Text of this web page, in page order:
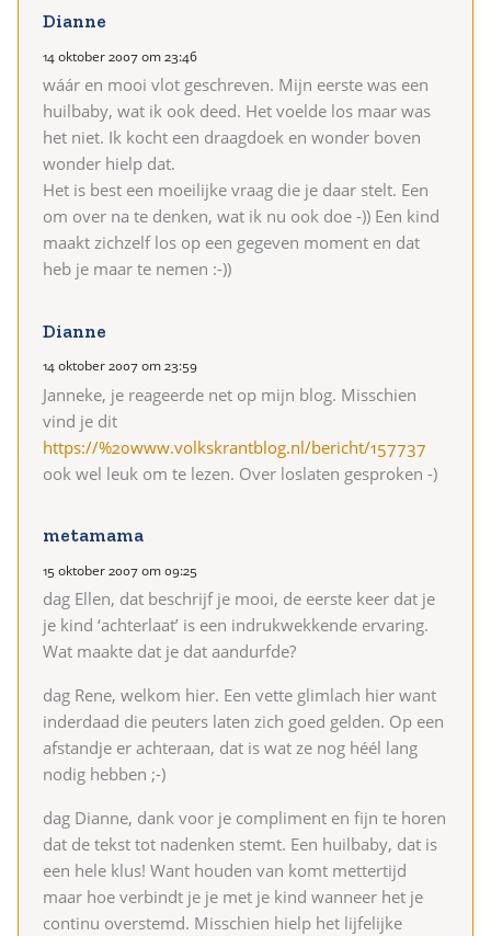
Dianne
14 oktober 2007 om 23:46
wáár en mooi vlot geschreven. Mijn eerste was een
huilbaby, wat ik ook deed. Het voelde los maar was
het niet. Ik kocht een draagdoek en wonder boven
wonder hielp dat.
Het is best een moeilijke vraag die je daar stelt. Een
om over na te denken, wat ik nu ook doe -)) Een kind
maakt zichzelf los op een gegeven moment en dat
heb je maar te nemen :-))
Dianne
14 oktober 2007 om 23:59
Janneke, je reageerde net op mijn blog. Misschien
vind je dit
https://%20www.volkskrantblog.nl/bericht/157737
ook wel leuk om te lezen. Over loslaten gesproken -)
metamama
15 oktober 2007 om 09:25
dag Ellen, dat beschrijf je mooi, de eerste keer dat je
je kind ‘achterlaat’ is een indrukwekkende ervaring.
Wat maakte dat je dat aandurfde?
dag Rene, welkom hier. Een vette glimlach hier want
inderdaad die peuters laten zich goed gelden. Op een
afstandje er achteraan, dat is wat ze nog héél lang
nodig hebben ;-)
dag Dianne, dank voor je compliment en fijn te horen
dat de tekst tot nadenken stemt. Een huilbaby, dat is
een hele klus! Want houden van komt mettertijd
maar hoe verbindt je je met je kind wanneer het je
continu overstemd. Misschien hielp het lijfelijke